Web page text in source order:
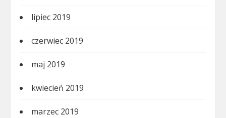
lipiec 2019
czerwiec 2019
maj 2019
kwiecień 2019
marzec 2019